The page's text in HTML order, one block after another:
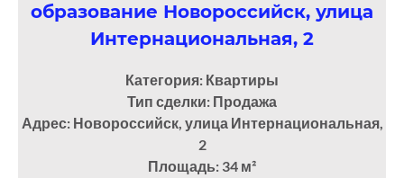
образование Новороссийск, улица
Интернациональная, 2
Категория: Квартиры
Тип сделки: Продажа
Адрес: Новороссийск, улица Интернациональная,
2
Площадь: 34 м²